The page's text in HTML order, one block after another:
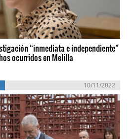
“inmediata e independiente”
ocurridos en Melilla
10/11/2022